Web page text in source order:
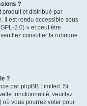
?
produit et distribué par
Il est rendu accessible sous
2.0) » et peut être
consulter la rubrique
?
par phpBB Limited. Si
fonctionnalité, veuillez
où vous pourrez voter pour